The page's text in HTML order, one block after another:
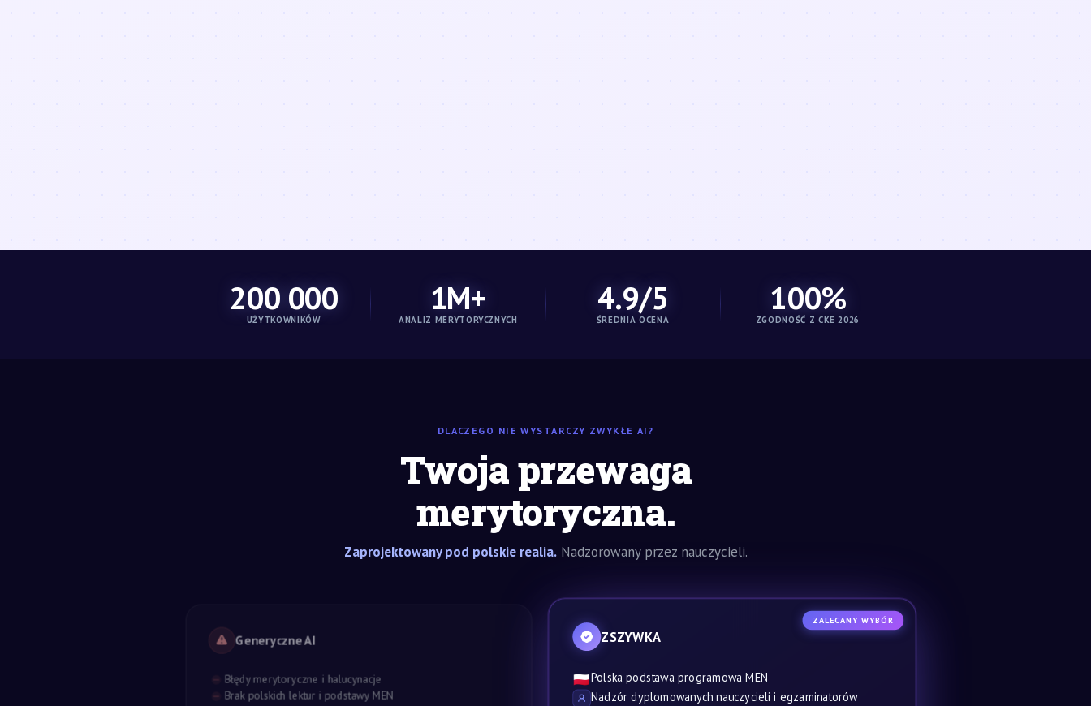
200 000
UŻYTKOWNIKÓW
1M+
ANALIZ MERYTORYCZNYCH
4.9/5
ŚREDNIA OCENA
100%
ZGODNOŚĆ Z CKE 2026
DLACZEGO NIE WYSTARCZY ZWYKŁE AI?
Twoja przewaga
merytoryczna.
Zaprojektowany pod polskie realia.Nadzorowany przez nauczycieli.
Generyczne AI
Błędy merytoryczne i halucynacje
Brak polskich lektur i podstawy MEN
ZALECANY WYBÓR
ZSZYWKA
🇵🇱Polska podstawa programowa MEN
Nadzór dyplomowanych nauczycieli i egzaminatorów